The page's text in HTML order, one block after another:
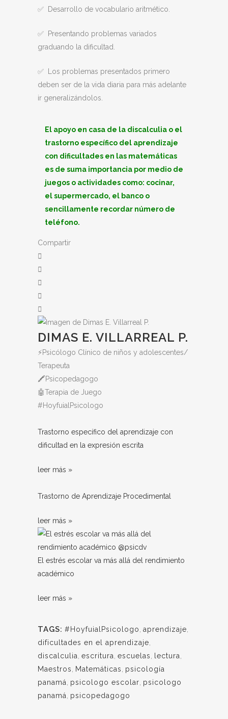
✅ Desarrollo de vocabulario aritmético.
✅ Presentando problemas variados
graduando la dificultad.
✅ Los problemas presentados primero
deben ser de la vida diaria para más adelante
ir generalizándolos.
El apoyo en casa de la discalculia o el
trastorno específico del aprendizaje
con dificultades en las matemáticas
es de suma importancia por medio de
juegos o actividades como: cocinar,
el supermercado, el banco o
sencillamente recordar número de
teléfono.
Compartir
DIMAS E. VILLARREAL P.
⚡️Psicólogo Clínico de niños y adolescentes/
Terapeuta
🖍Psicopedagogo
🤖Terapia de Juego
#HoyfuialPsicologo
Trastorno específico del aprendizaje con
dificultad en la expresión escrita
leer más »
Trastorno de Aprendizaje Procedimental
leer más »
El estrés escolar va más allá del rendimiento
académico
leer más »
TAGS: #HoyfuialPsicologo aprendizaje
dificultades en el aprendizaje
discalculia escritura escuelas lectura
Maestros
Matemáticas
psicología
panamá
psicologo escolar psicologo
panamá
psicopedagogo